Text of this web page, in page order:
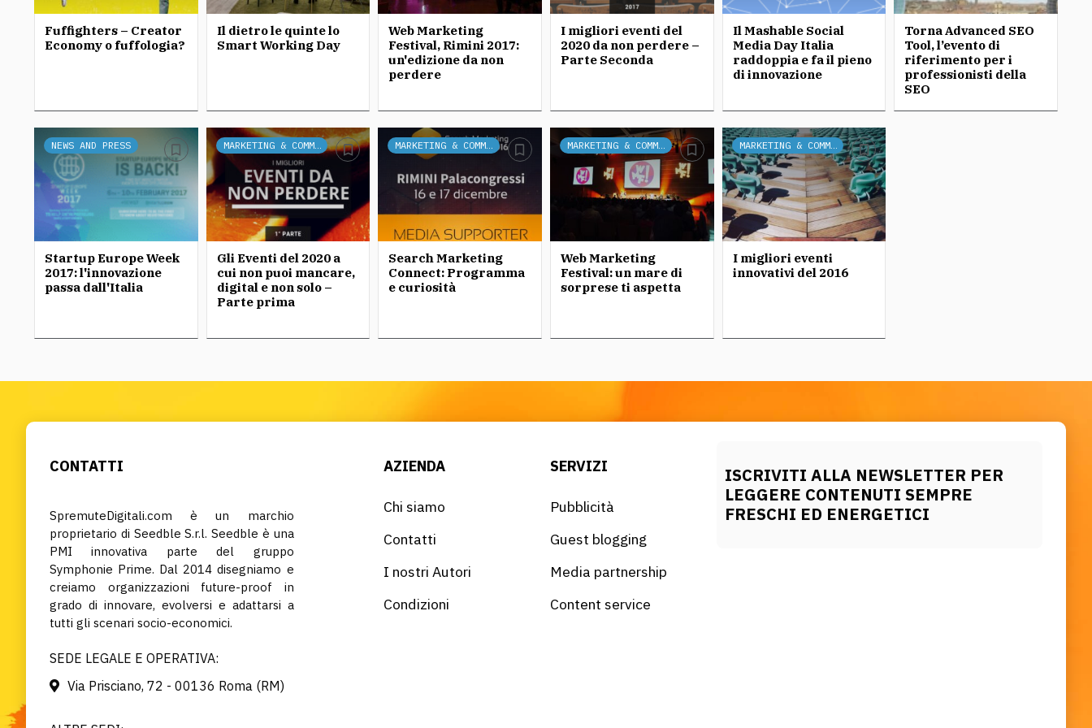
Fuffighters – Creator
Economy o fuffologia?
Il dietro le quinte lo
Smart Working Day
Web Marketing
Festival, Rimini 2017:
un'edizione da non
perdere
I migliori eventi del
2020 da non perdere –
Parte Seconda
Il Mashable Social
Media Day Italia
raddoppia e fa il pieno
di innovazione
Torna Advanced SEO
Tool, l’evento di
riferimento per i
professionisti della
SEO
NEWS AND PRESS
Startup Europe Week
2017: l'innovazione
passa dall'Italia
MARKETING & COMMUNICATION
Gli Eventi del 2020 a
cui non puoi mancare,
digital e non solo –
Parte prima
MARKETING & COMMUNICATION
Search Marketing
Connect: Programma
e curiosità
MARKETING & COMMUNICATION
Web Marketing
Festival: un mare di
sorprese ti aspetta
MARKETING & COMMUNICATION
I migliori eventi
innovativi del 2016
CONTATTI
SpremuteDigitali.com è un marchio
proprietario di Seedble S.r.l. Seedble è una
PMI innovativa parte del gruppo
Symphonie Prime. Dal 2014 disegniamo e
creiamo organizzazioni future-proof in
grado di innovare, evolversi e adattarsi a
tutti gli scenari socio-economici.
SEDE LEGALE E OPERATIVA:
Via Prisciano, 72 - 00136 Roma (RM)
AZIENDA
Chi siamo
Contatti
I nostri Autori
Condizioni
SERVIZI
Pubblicità
Guest blogging
Media partnership
Content service
ISCRIVITI ALLA NEWSLETTER PER
LEGGERE CONTENUTI SEMPRE
FRESCHI ED ENERGETICI